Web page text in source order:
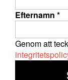
Efternamn *
Genom att